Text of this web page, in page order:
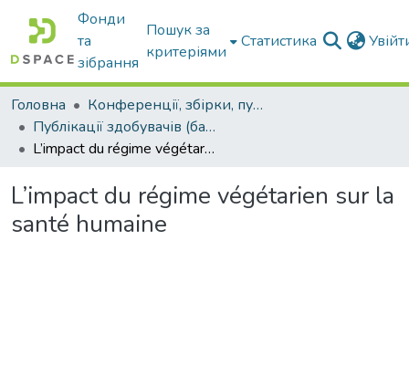
Фонди
та
зібрання
Пошук за
критеріями
Статистика
Головна
Конференції, збірки, публікації молодих вчених і здобувачів : магістрів, бакалаврів, аспірантів.
Публікації здобувачів (бакалаврів. магістрів, аспірантів)
L’impact du régime végétarien sur la santé humaine
L’impact du régime végétarien sur la
santé humaine